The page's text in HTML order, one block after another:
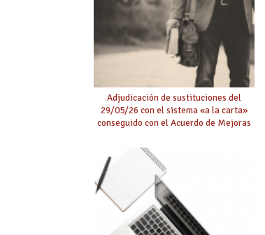
Adjudicación de sustituciones del
29/05/26 con el sistema «a la carta»
conseguido con el Acuerdo de Mejoras